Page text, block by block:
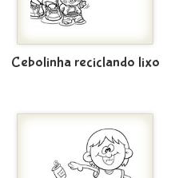
Cebolinha reciclando lixo